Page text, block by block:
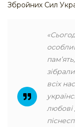
Збройних Сил
всіх
любові